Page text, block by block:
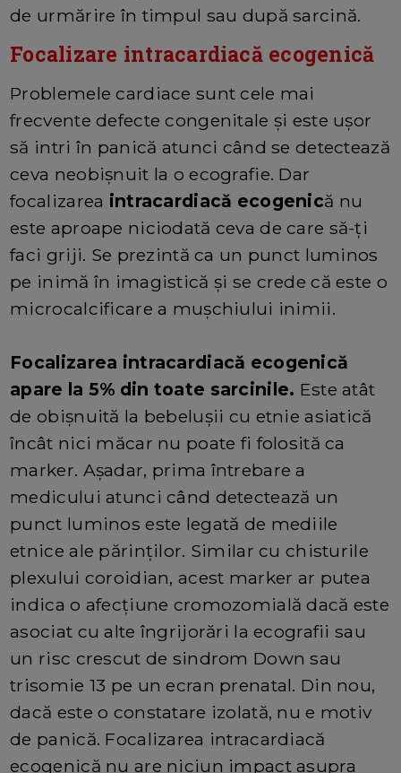
de urmărire în timpul sau după sarcină.
Focalizare intracardiacă ecogenică
Problemele cardiace sunt cele mai
frecvente defecte congenitale și este ușor
să intri în panică atunci când se detectează
ceva neobișnuit la o ecografie. Dar
focalizarea intracardiacă ecogenică nu
este aproape niciodată ceva de care să-ți
faci griji. Se prezintă ca un punct luminos
pe inimă în imagistică și se crede că este o
microcalcificare a mușchiului inimii.
Focalizarea intracardiacă ecogenică
apare la 5% din toate sarcinile. Este atât
de obișnuită la bebelușii cu etnie asiatică
încât nici măcar nu poate fi folosită ca
marker. Așadar, prima întrebare a
medicului atunci când detectează un
punct luminos este legată de mediile
etnice ale părinților. Similar cu chisturile
plexului coroidian, acest marker ar putea
indica o afecțiune cromozomială dacă este
asociat cu alte îngrijorări la ecografii sau
un risc crescut de sindrom Down sau
trisomie 13 pe un ecran prenatal. Din nou,
dacă este o constatare izolată, nu e motiv
de panică. Focalizarea intracardiacă
ecogenică nu are niciun impact asupra